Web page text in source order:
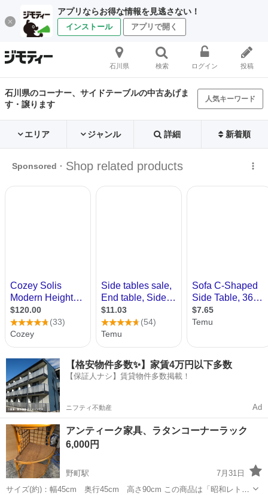
アプリならお得な情報を見逃さない！
インストール アプリで開く
石川県 検索 ログイン 投稿
石川県のコーナー、サイドテーブルの中古あげま
す・譲ります
人気キーワード
エリア ジャンル 詳細 新着順
【格安物件多数✨】家賃4万円以下多数
【保証人ナシ】賃貸物件多数掲載！
ニフティ不動産 Ad
アンティーク家具、ラタンコーナーラック
6,000円
野町駅
7月31日
サイズ(約)：幅45cm 奥行45cm 高さ90cm この商品は「昭和レト